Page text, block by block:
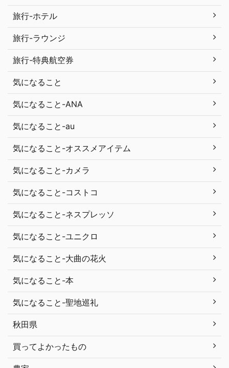
旅行-ホテル
旅行-ラウンジ
旅行-特典航空券
気になること
気になること-ANA
気になること-au
気になること-オススメアイテム
気になること-カメラ
気になること-コストコ
気になること-ネスプレッソ
気になること-ユニクロ
気になること-大曲の花火
気になること-本
気になること-聖地巡礼
秋田県
買ってよかったもの